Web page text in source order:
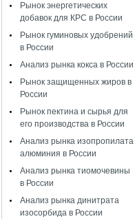
Рынок энергетических
добавок для КРС в России
Рынок гуминовых удобрений
в России
Анализ рынка кокса в России
Рынок защищенных жиров в
России
Рынок пектина и сырья для
его производства в России
Анализ рынка изопропилата
алюминия в России
Анализ рынка тиомочевины
в России
Анализ рынка динитрата
изосорбида в России